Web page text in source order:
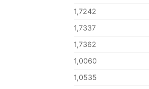
1,7242
1,7337
1,7362
1,0060
1,0535